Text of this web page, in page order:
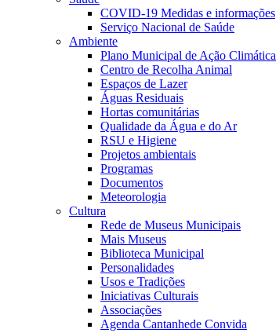
COVID-19 Medidas e informações
Serviço Nacional de Saúde
Ambiente
Plano Municipal de Ação Climática
Centro de Recolha Animal
Espaços de Lazer
Águas Residuais
Hortas comunitárias
Qualidade da Água e do Ar
RSU e Higiene
Projetos ambientais
Programas
Documentos
Meteorologia
Cultura
Rede de Museus Municipais
Mais Museus
Biblioteca Municipal
Personalidades
Usos e Tradições
Iniciativas Culturais
Associações
Agenda Cantanhede Convida